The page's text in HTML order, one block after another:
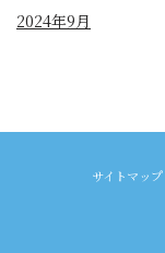
2024年9月
サイトマップ